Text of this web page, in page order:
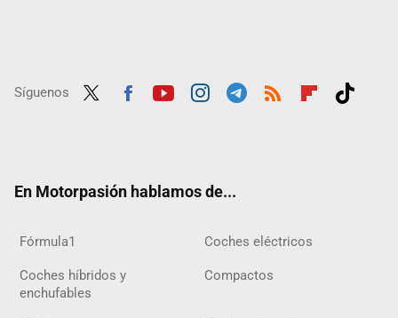
Síguenos
En Motorpasión hablamos de...
Fórmula1 Coches eléctricos
Coches híbridos y
enchufables
Compactos